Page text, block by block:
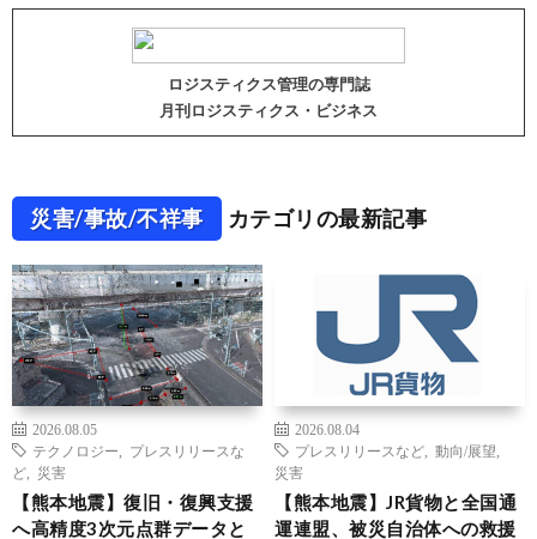
ロジスティクス管理の専門誌
月刊ロジスティクス・ビジネス
災害/事故/不祥事 カテゴリの最新記事
2026.08.05
テクノロジー
プレスリリースな
ど
災害
【熊本地震】復旧・復興支援
へ高精度3次元点群データと
2026.08.04
プレスリリースなど
動向/展望
災害
【熊本地震】JR貨物と全国通
運連盟、被災自治体への救援